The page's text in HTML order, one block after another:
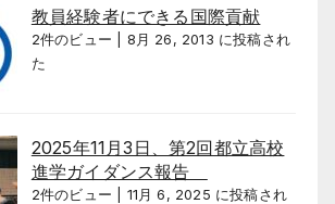
教員経験者にできる国際貢献
2件のビュー
8月 26, 2013 に投稿され
た
2025年11月3日、第2回都立高校
進学ガイダンス報告
2件のビュー
11月 6, 2025 に投稿され